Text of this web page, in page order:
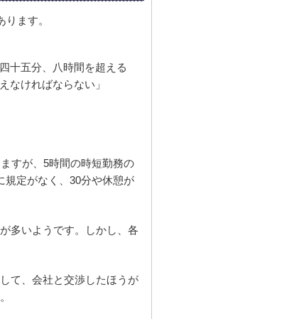
ます。
十五分、八時間を超える
なければならない」
すが、5時間の時短勤務の
規定がなく、30分や休憩が
多いようです。しかし、各
て、会社と交渉したほうが